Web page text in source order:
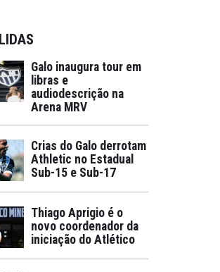
Galo inaugura tour em
libras e
audiodescrição na
Arena MRV
Crias do Galo derrotam
Athletic no Estadual
Sub-15 e Sub-17
Thiago Aprigio é o
novo coordenador da
iniciação do Atlético